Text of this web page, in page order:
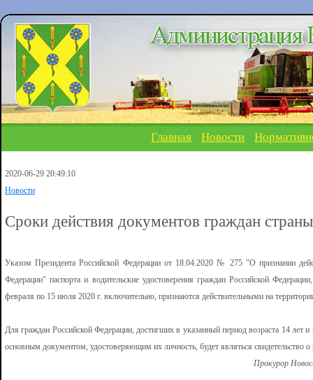
Главная Новости
2020-06-29 20:49:10
Новости
Сроки действия документов граждан
Указом Президента Российской Федерации от 18.04.2020 № 275 "О признании
Федерации" паспорта и водительские удостоверения граждан Российской
февраля по 15 июля 2020 г. включительно, признаются действительными на
Для граждан Российской Федерации, достигших в указанный период возраста 14 лет
основным документом, удостоверяющим их личность, будет являться свидетельство о
Прокурор